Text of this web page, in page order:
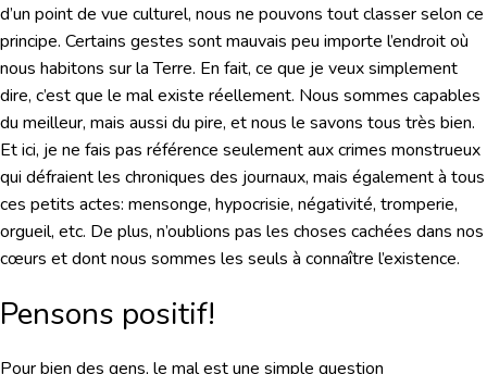
d’un point de vue culturel, nous ne pouvons tout classer selon ce
principe. Certains gestes sont mauvais peu importe l’endroit où
nous habitons sur la Terre. En fait, ce que je veux simplement
dire, c’est que le mal existe réellement. Nous sommes capables
du meilleur, mais aussi du pire, et nous le savons tous très bien.
Et ici, je ne fais pas référence seulement aux crimes monstrueux
qui défraient les chroniques des journaux, mais également à tous
ces petits actes: mensonge, hypocrisie, négativité, tromperie,
orgueil, etc. De plus, n’oublions pas les choses cachées dans nos
cœurs et dont nous sommes les seuls à connaître l’existence.
Pensons positif!
Pour bien des gens, le mal est une simple question